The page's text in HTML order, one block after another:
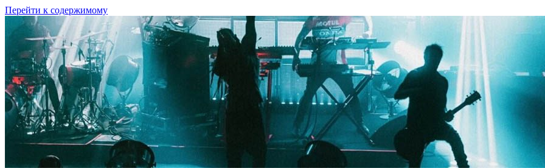
Перейти к содержимому